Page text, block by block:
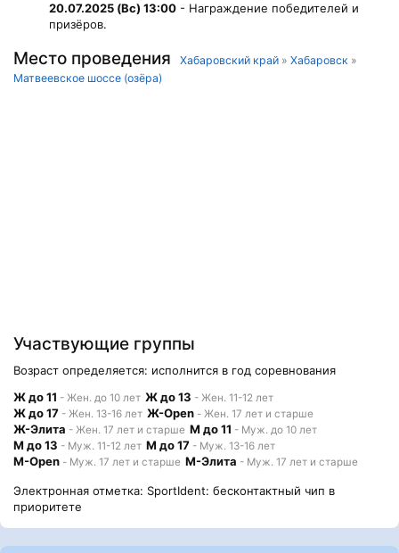
20.07.2025 (Вс) 13:00 - Награждение победителей и
призёров.
Место проведения Хабаровский край » Хабаровск »
Матвеевское шоссе (озёра)
Участвующие группы
Возраст определяется: исполнится в год соревнования
Ж до 11 - Жен. до 10 лет Ж до 13 - Жен. 11-12 лет
Ж до 17 - Жен. 13-16 лет Ж-Open - Жен. 17 лет и старше
Ж-Элита - Жен. 17 лет и старше М до 11 - Муж. до 10 лет
М до 13 - Муж. 11-12 лет М до 17 - Муж. 13-16 лет
М-Open - Муж. 17 лет и старше М-Элита - Муж. 17 лет и старше
Электронная отметка: SportIdent: бесконтактный чип в
приоритете